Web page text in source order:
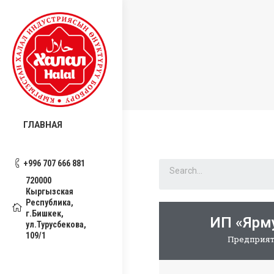
ГЛАВНАЯ
+996 707 666 881
720000
Кыргызская
Республика,
г.Бишкек,
ул.Турусбекова,
109/1
ИП